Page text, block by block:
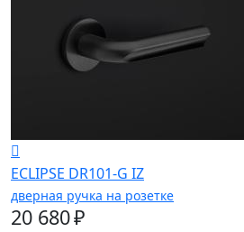
ECLIPSE DR101-G IZ
дверная ручка на розетке
20 680 ₽